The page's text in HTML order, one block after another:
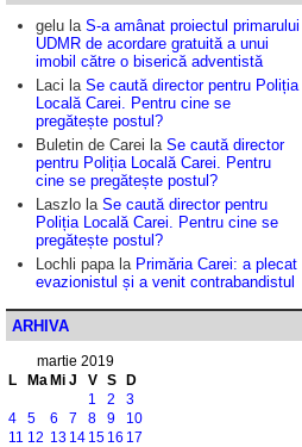
gelu la S-a amânat proiectul primarului
UDMR de acordare gratuită a unui
imobil către o biserică adventistă
Laci la Se caută director pentru Poliția
Locală Carei. Pentru cine se
pregătește postul?
Buletin de Carei la Se caută director
pentru Poliția Locală Carei. Pentru
cine se pregătește postul?
Laszlo la Se caută director pentru
Poliția Locală Carei. Pentru cine se
pregătește postul?
Lochli papala Primăria Carei: a plecat
evazionistul și a venit contrabandistul
ARHIVA
martie 2019
L
Ma Mi J V S D
1 2
3
4
5 6 7 8 9
10
11 12 13 14 15 16 17